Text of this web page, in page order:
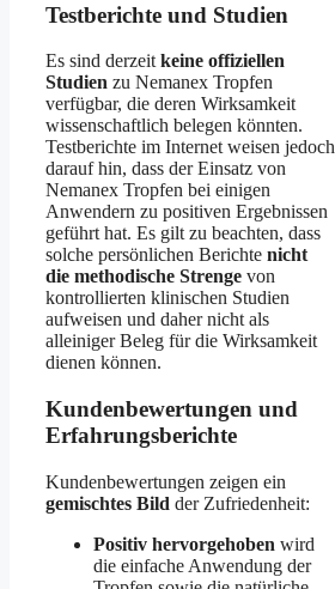
Testberichte und Studien
Es sind derzeit keine offiziellen
Studien zu Nemanex Tropfen
verfügbar, die deren Wirksamkeit
wissenschaftlich belegen könnten.
Testberichte im Internet weisen jedoch
darauf hin, dass der Einsatz von
Nemanex Tropfen bei einigen
Anwendern zu positiven Ergebnissen
geführt hat. Es gilt zu beachten, dass
solche persönlichen Berichte nicht
die methodische Strenge von
kontrollierten klinischen Studien
aufweisen und daher nicht als
alleiniger Beleg für die Wirksamkeit
dienen können.
Kundenbewertungen und
Erfahrungsberichte
Kundenbewertungen zeigen ein
gemischtes Bild der Zufriedenheit:
Positiv hervorgehoben wird
die einfache Anwendung der